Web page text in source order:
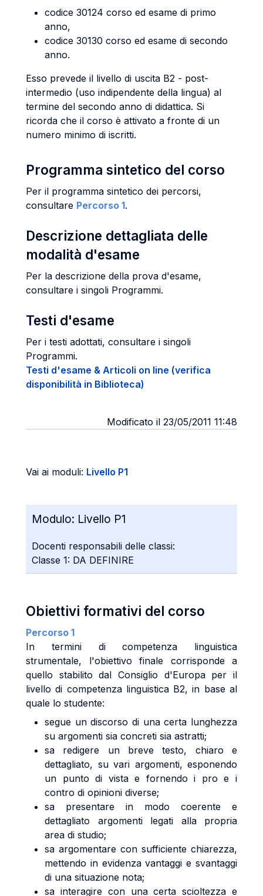
codice 30124 corso ed esame di primo
anno,
codice 30130 corso ed esame di secondo
anno.
Esso prevede il livello di uscita B2 - post-
intermedio (uso indipendente della lingua) al
termine del secondo anno di didattica. Si
ricorda che il corso è attivato a fronte di un
numero minimo di iscritti.
Programma sintetico del corso
Per il programma sintetico dei percorsi,
consultare Percorso 1.
Descrizione dettagliata delle
modalità d'esame
Per la descrizione della prova d'esame,
consultare i singoli Programmi.
Testi d'esame
Per i testi adottati, consultare i singoli
Programmi.
Testi d'esame & Articoli on line (verifica
disponibilità in Biblioteca)
Modificato il 23/05/2011 11:48
Vai ai moduli: Livello P1
Modulo: Livello P1
Docenti responsabili delle classi:
Classe 1: DA DEFINIRE
Obiettivi formativi del corso
Percorso 1
In termini di competenza linguistica
strumentale, l'obiettivo finale corrisponde a
quello stabilito dal Consiglio d'Europa per il
livello di competenza linguistica B2, in base al
quale lo studente:
segue un discorso di una certa lunghezza
su argomenti sia concreti sia astratti;
sa redigere un breve testo, chiaro e
dettagliato, su vari argomenti, esponendo
un punto di vista e fornendo i pro e i
contro di opinioni diverse;
sa presentare in modo coerente e
dettagliato argomenti legati alla propria
area di studio;
sa argomentare con sufficiente chiarezza,
mettendo in evidenza vantaggi e svantaggi
di una situazione nota;
sa interagire con una certa scioltezza e